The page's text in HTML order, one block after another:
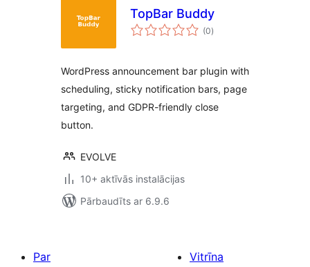
TopBar Buddy
(0vērtējumu
kopsumma
)
WordPress announcement bar plugin with
scheduling, sticky notification bars, page
targeting, and GDPR-friendly close
button.
EVOLVE
10+ aktīvās instalācijas
Pārbaudīts ar 6.9.6
Par
Vitrīna